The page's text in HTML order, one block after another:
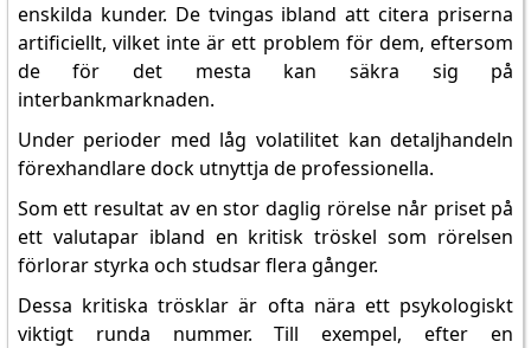
enskilda kunder. De tvingas ibland att citera priserna
artificiellt, vilket inte är ett problem för dem, eftersom
de för det mesta kan säkra sig på
interbankmarknaden.
Under perioder med låg volatilitet kan detaljhandeln
förexhandlare dock utnyttja de professionella.
Som ett resultat av en stor daglig rörelse når priset på
ett valutapar ibland en kritisk tröskel som rörelsen
förlorar styrka och studsar flera gånger.
Dessa kritiska trösklar är ofta nära ett psykologiskt
viktigt runda nummer. Till exempel, efter en